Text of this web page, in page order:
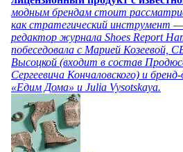
модным брендам стоит
как стратегический инструмент
редактор журнала Shoes Report
побеседовала с Марией Козеевой,
Высоцкой (входит в состав
Сергеевича Кончаловского) и
«Едим Дома» и Julia Vysotskaya.